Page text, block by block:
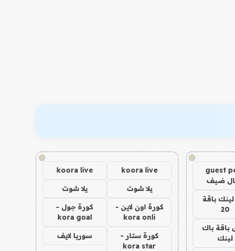
!
guest
ضيف
باقة
20
باقة باك
لينك
!
koora live
koora live
يلا شوت يلا شوت
كورة اون لاين -
kora onli
كورة جول -
kora goal
كورة ستار -
kora star
سوريا لايف